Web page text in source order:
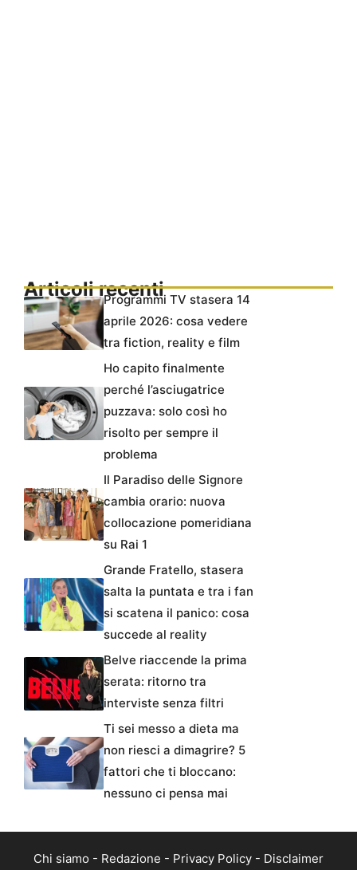
Articoli recentiProgrammi TV stasera 14
aprile 2026: cosa vedere
tra fiction, reality e film
Ho capito finalmente
perché l’asciugatrice
puzzava: solo così ho
risolto per sempre il
problema
Il Paradiso delle Signore
cambia orario: nuova
collocazione pomeridiana
su Rai 1
Grande Fratello, stasera
salta la puntata e tra i fan
si scatena il panico: cosa
succede al reality
Belve riaccende la prima
serata: ritorno tra
interviste senza filtri
Ti sei messo a dieta ma
non riesci a dimagrire? 5
fattori che ti bloccano:
nessuno ci pensa mai
Chi siamo - Redazione - Privacy Policy - Disclaimer